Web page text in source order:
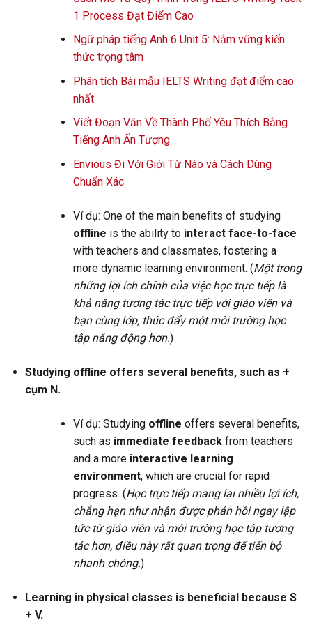
1 Process Đạt Điểm Cao
Ngữ pháp tiếng Anh 6 Unit 5: Nắm vững kiến
thức trọng tâm
Phân tích Bài mẫu IELTS Writing đạt điểm cao
nhất
Viết Đoạn Văn Về Thành Phố Yêu Thích Bằng
Tiếng Anh Ấn Tượng
Envious Đi Với Giới Từ Nào và Cách Dùng
Chuẩn Xác
Ví dụ: One of the main benefits of studying
offline is the ability to interact face-to-face
with teachers and classmates, fostering a
more dynamic learning environment. (Một trong
những lợi ích chính của việc học trực tiếp là
khả năng tương tác trực tiếp với giáo viên và
bạn cùng lớp, thúc đẩy một môi trường học
tập năng động hơn.)
Studying offline offers several benefits, such as +
cụm N.
Ví dụ: Studying offline offers several benefits,
such as immediate feedbackfrom teachers
and a more interactive learning
environment, which are crucial for rapid
progress. (Học trực tiếp mang lại nhiều lợi ích,
chẳng hạn như nhận được phản hồi ngay lập
tức từ giáo viên và môi trường học tập tương
tác hơn, điều này rất quan trọng để tiến bộ
nhanh chóng.)
Learning in physical classes is beneficial because S
+ V.